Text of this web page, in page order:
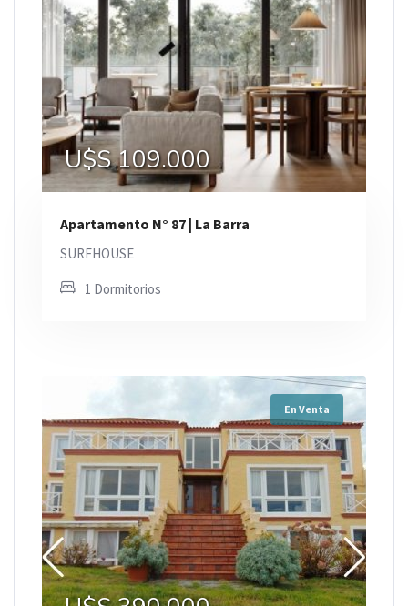
U$S 109.000
Apartamento N° 87 | La Barra
SURFHOUSE
1 Dormitorios
En Venta